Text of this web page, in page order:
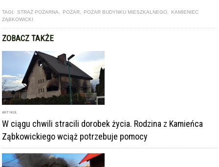
TAGI: STRAŻ POŻARNA POŻAR POŻAR BUDYNKU MIESZKALNEGO
KAMIENIEC
ZĄBKOWICKI
ZOBACZ TAKŻE
ARTYKUŁ
W ciągu chwili stracili dorobek życia. Rodzina z Kamieńca
Ząbkowickiego wciąż potrzebuje pomocy